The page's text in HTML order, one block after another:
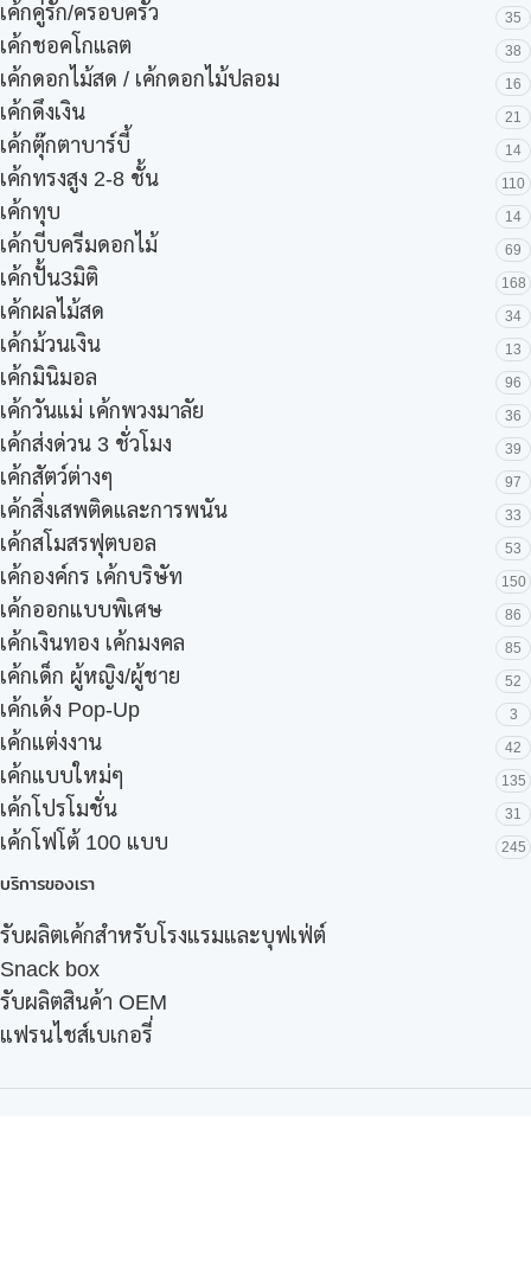
เค้กคู่รัก/ครอบครัว 35
เค้กชอคโกแลต 38
เค้กดอกไม้สด / เค้กดอกไม้ปลอม 16
เค้กดึงเงิน 21
เค้กตุ๊กตาบาร์บี้ 14
เค้กทรงสูง 2-8 ชั้น 110
เค้กทุบ 14
เค้กบีบครีมดอกไม้ 69
เค้กปั้น3มิติ 168
เค้กผลไม้สด 34
เค้กม้วนเงิน 13
เค้กมินิมอล 96
เค้กวันแม่ เค้กพวงมาลัย 36
เค้กส่งด่วน 3 ชั่วโมง 39
เค้กสัตว์ต่างๆ 97
เค้กสิ่งเสพติดและการพนัน 33
เค้กสโมสรฟุตบอล 53
เค้กองค์กร เค้กบริษัท 150
เค้กออกแบบพิเศษ 86
เค้กเงินทอง เค้กมงคล 85
เค้กเด็ก ผู้หญิง/ผู้ชาย 52
เค้กเด้ง Pop-Up 3
เค้กแต่งงาน 42
เค้กแบบใหม่ๆ 135
เค้กโปรโมชั่น 31
เค้กโฟโต้ 100 แบบ 245
บริการของเรา
รับผลิตเค้กสำหรับโรงแรมและบุฟเฟ่ต์
Snack box
รับผลิตสินค้า OEM
แฟรนไชส์เบเกอรี่